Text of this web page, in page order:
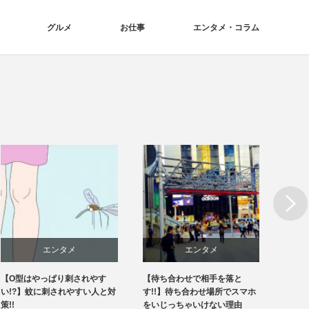
グルメ お仕事 エンタメ・コラム
エンタメ
【O型はやっぱり刺されやす
い!?】蚊に刺されやすい人と対
策!!
エンタメ
【待ち合わせで相手を落と
す!!】待ち合わせ場所でスマホ
をいじっちゃいけない理由
Next